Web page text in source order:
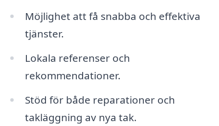
Möjlighet att få snabba och effektiva
tjänster.
Lokala referenser och
rekommendationer.
Stöd för både reparationer och
takläggning av nya tak.